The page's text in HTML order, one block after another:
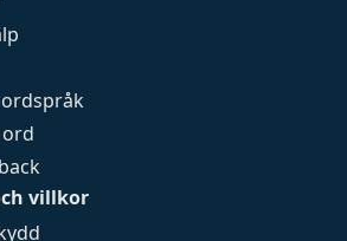
villkor